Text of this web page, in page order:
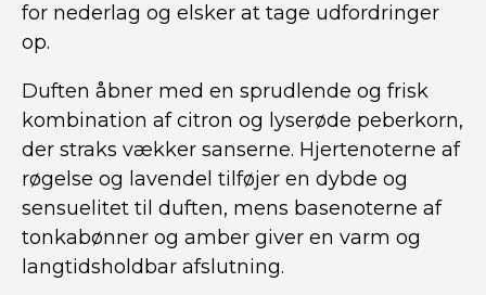
for nederlag og elsker at tage udfordringer
op.
Duften åbner med en sprudlende og frisk
kombination af citron og lyserøde peberkorn,
der straks vækker sanserne. Hjertenoterne af
røgelse og lavendel tilføjer en dybde og
sensuelitet til duften, mens basenoterne af
tonkabønner og amber giver en varm og
langtidsholdbar afslutning.